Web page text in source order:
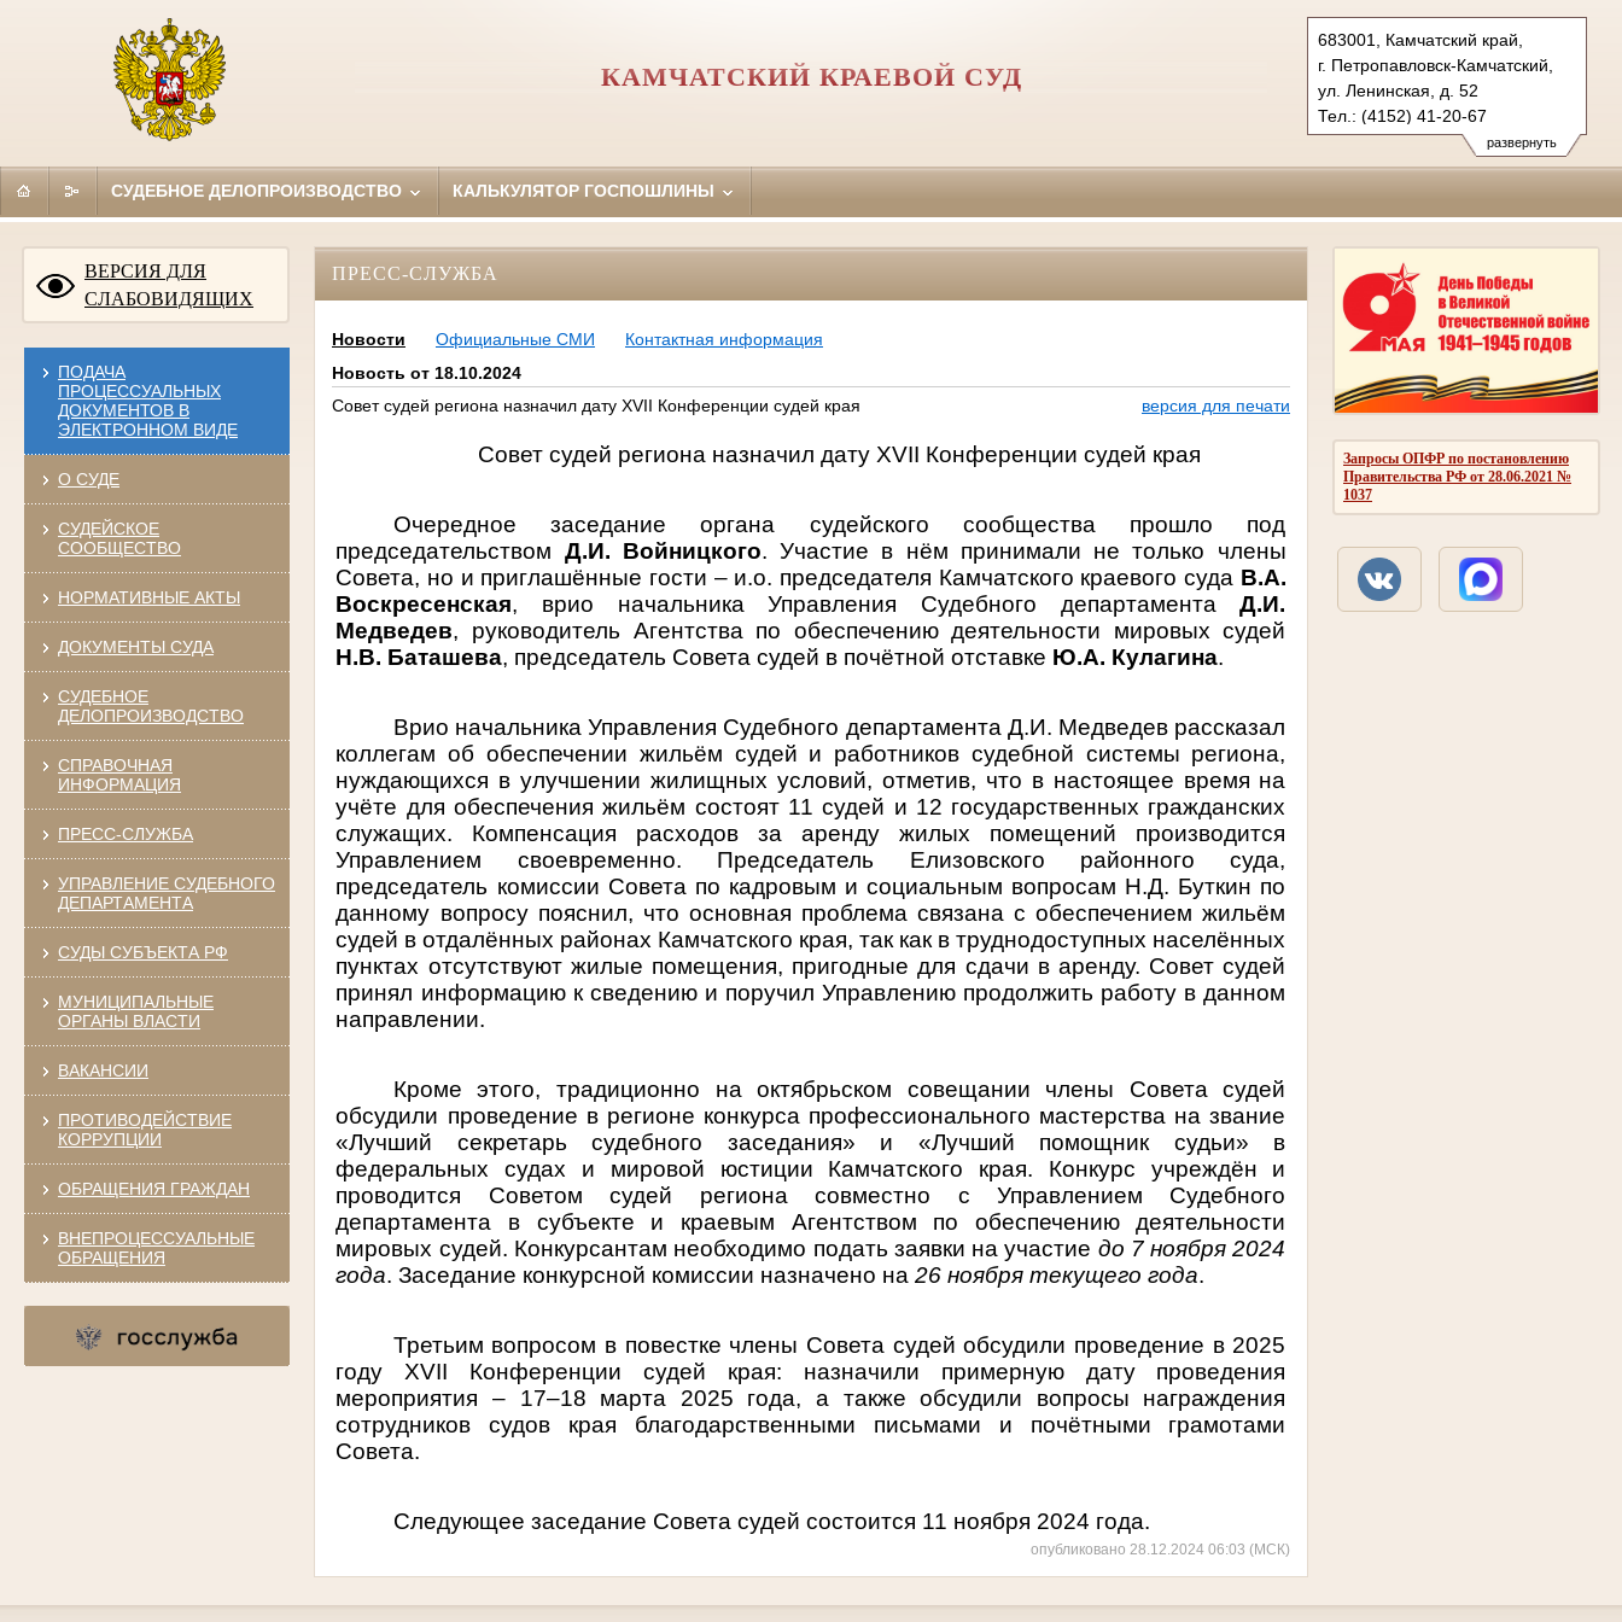
развернуть
683001, Камчатский край,
г. Петропавловск-Камчатский,
ул. Ленинская, д. 52
Тел.: (4152) 41-20-67
kray.kam@sudrf.ru
КАМЧАТСКИЙ КРАЕВОЙ СУД
СУДЕБНОЕ ДЕЛОПРОИЗВОДСТВО КАЛЬКУЛЯТОР ГОСПОШЛИНЫ
ВЕРСИЯ ДЛЯ
СЛАБОВИДЯЩИХ
ПОДАЧА
ПРОЦЕССУАЛЬНЫХ
ДОКУМЕНТОВ В
ЭЛЕКТРОННОМ ВИДЕ
О СУДЕ
СУДЕЙСКОЕ
СООБЩЕСТВО
НОРМАТИВНЫЕ АКТЫ
ДОКУМЕНТЫ СУДА
СУДЕБНОЕ
ДЕЛОПРОИЗВОДСТВО
СПРАВОЧНАЯ
ИНФОРМАЦИЯ
ПРЕСС-СЛУЖБА
УПРАВЛЕНИЕ СУДЕБНОГО
ДЕПАРТАМЕНТА
СУДЫ СУБЪЕКТА РФ
МУНИЦИПАЛЬНЫЕ
ОРГАНЫ ВЛАСТИ
ВАКАНСИИ
ПРОТИВОДЕЙСТВИЕ
КОРРУПЦИИ
ОБРАЩЕНИЯ ГРАЖДАН
ВНЕПРОЦЕССУАЛЬНЫЕ
ОБРАЩЕНИЯ
Запросы ОПФР по постановлению
Правительства РФ от 28.06.2021 №
1037
ПРЕСС-СЛУЖБА
Новости Официальные СМИ
Контактная информация
Новость от 18.10.2024
Совет судей региона назначил дату XVII Конференции судей края
версия для печати
Совет судей региона назначил дату XVII Конференции судей края
Очередное заседание органа судейского сообщества прошло под
председательством Д.И. Войницкого. Участие в нём принимали не только члены
Совета, но и приглашённые гости – и.о. председателя Камчатского краевого суда В.А.
Воскресенская, врио начальника Управления Судебного департаментаД.И.
Медведев, руководитель Агентства по обеспечению деятельности мировых судей
Н.В. Баташева, председатель Совета судей в почётной отставке Ю.А. Кулагина.
Врио начальника Управления Судебного департамента Д.И. Медведев рассказал
коллегам об обеспечении жильём судей и работников судебной системы региона,
нуждающихся в улучшении жилищных условий, отметив, что в настоящее время на
учёте для обеспечения жильём состоят 11 судей и 12 государственных гражданских
служащих. Компенсация расходов за аренду жилых помещений производится
Управлением своевременно. Председатель Елизовского районного суда,
председатель комиссии Совета по кадровым и социальным вопросам Н.Д. Буткин по
данному вопросу пояснил, что основная проблема связана с обеспечением жильём
судей в отдалённых районах Камчатского края, так как в труднодоступных населённых
пунктах отсутствуют жилые помещения, пригодные для сдачи в аренду. Совет судей
принял информацию к сведению и поручил Управлению продолжить работу в данном
направлении.
Кроме этого, традиционно на октябрьском совещании члены Совета судей
обсудили проведение в регионе конкурса профессионального мастерства на звание
«Лучший секретарь судебного заседания» и «Лучший помощник судьи» в
федеральных судах и мировой юстиции Камчатского края. Конкурс учреждён и
проводится Советом судей региона совместно с Управлением Судебного
департамента в субъекте и краевым Агентством по обеспечению деятельности
мировых судей. Конкурсантам необходимо подать заявки на участие до 7 ноября 2024
года. Заседание конкурсной комиссии назначено на26 ноября текущего года.
Третьим вопросом в повестке члены Совета судей обсудили проведение в 2025
году XVII Конференции судей края: назначили примерную дату проведения
мероприятия – 17–18 марта 2025 года, а также обсудили вопросы награждения
сотрудников судов края благодарственными письмами и почётными грамотами
Совета.
Следующее заседание Совета судей состоится 11 ноября 2024 года.
опубликовано 28.12.2024 06:03 (МСК)